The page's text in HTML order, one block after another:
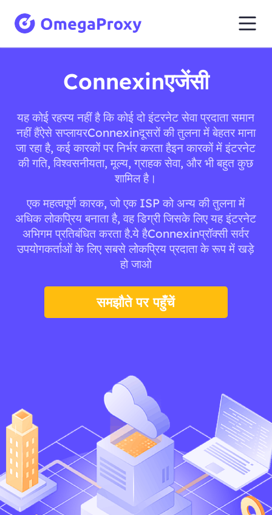
Connexinएजेंसी
यह कोई रहस्य नहीं है कि कोई दो इंटरनेट सेवा प्रदाता समान
नहीं हैंऐसे सप्लायरConnexinदूसरों की तुलना में बेहतर माना
जा रहा है, कई कारकों पर निर्भर करता हैइन कारकों में इंटरनेट
की गति, विश्वसनीयता, मूल्य, ग्राहक सेवा, और भी बहुत कुछ
शामिल है।
एक महत्वपूर्ण कारक, जो एक ISP को अन्य की तुलना में
अधिक लोकप्रिय बनाता है, वह डिग्री जिसके लिए यह इंटरनेट
अभिगम प्रतिबंधित करता है.ये हैConnexinप्रॉक्सी सर्वर
उपयोगकर्ताओं के लिए सबसे लोकप्रिय प्रदाता के रूप में खड़े
हो जाओ
समझौते पर पहुँचें